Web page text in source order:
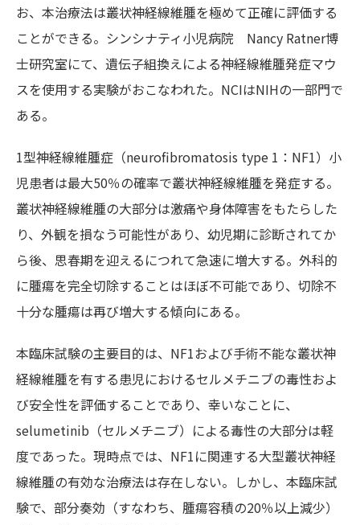
お、本治療法は叢状神経線維腫を極めて正確に評価する
ことができる。シンシナティ小児病院 Nancy Ratner博
士研究室にて、遺伝子組換えによる神経線維腫発症マウ
スを使用する実験がおこなわれた。NCIはNIHの一部門で
ある。
1型神経線維腫症（neurofibromatosis type 1：NF1）小
児患者は最大50％の確率で叢状神経線維腫を発症する。
叢状神経線維腫の大部分は激痛や身体障害をもたらした
り、外観を損なう可能性があり、幼児期に診断されてか
ら後、思春期を迎えるにつれて急速に増大する。外科的
に腫瘍を完全切除することはほぼ不可能であり、切除不
十分な腫瘍は再び増大する傾向にある。
本臨床試験の主要目的は、NF1および手術不能な叢状神
経線維腫を有する患児におけるセルメチニブの毒性およ
び安全性を評価することであり、幸いなことに、
selumetinib（セルメチニブ）による毒性の大部分は軽
度であった。現時点では、NF1に関連する大型叢状神経
線維腫の有効な治療法は存在しない。しかし、本臨床試
験で、部分奏効（すなわち、腫瘍容積の20％以上減少）